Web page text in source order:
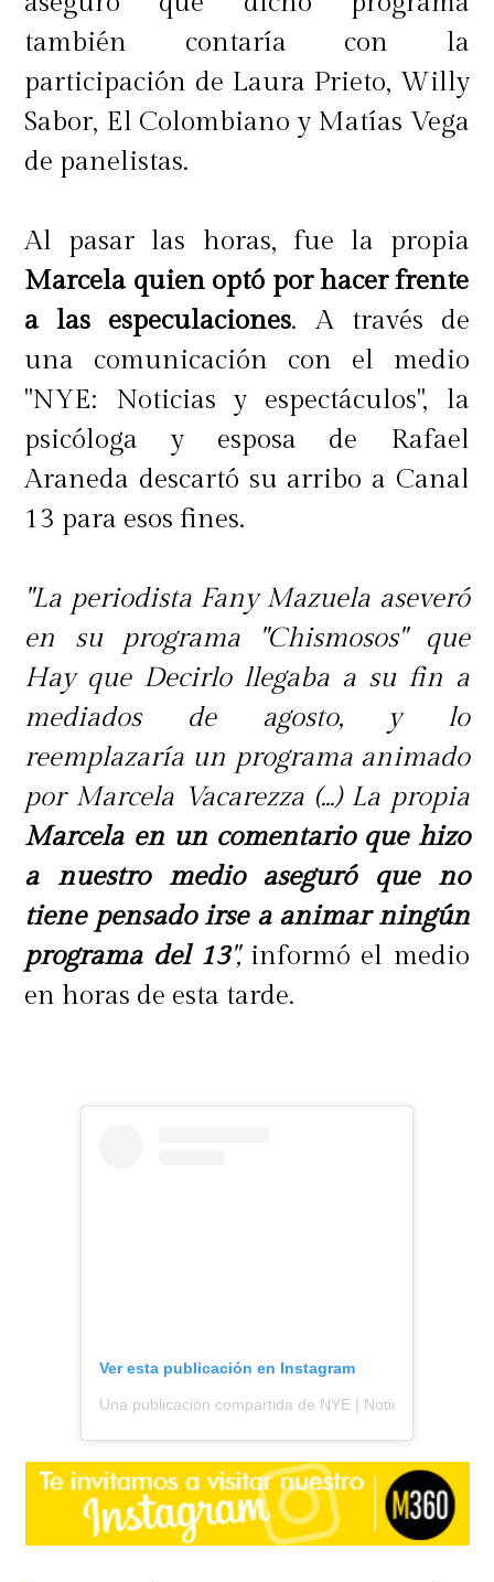
también contaría con la
participación de Laura Prieto, Willy
Sabor, El Colombiano y Matías Vega
de panelistas.
Al pasar las horas, fue la propia
Marcela quien optó por hacer frente
a las especulaciones. A través de
una comunicación con el medio
"NYE: Noticias y espectáculos", la
psicóloga y esposa de Rafael
Araneda descartó su arribo a Canal
13 para esos fines.
"La periodista Fany Mazuela aseveró
en su programa "Chismosos" que
Hay que Decirlo llegaba a su fin a
mediados de agosto, y lo
reemplazaría un programa animado
por Marcela Vacarezza (...) La propia
Marcela en un comentario que hizo
a nuestro medio aseguró que no
tiene pensado irse a animar ningún
programa del 13",informó el medio
en horas de esta tarde.
Ver esta publicación en Instagram
Una publicación compartida de NYE | Noticias y